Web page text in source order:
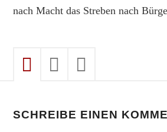
nach Macht das Streben nach
SCHREIBE EINEN